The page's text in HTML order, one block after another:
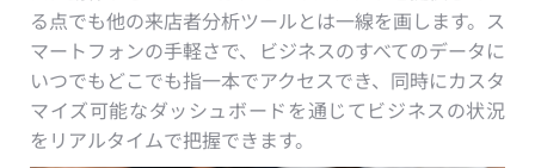
る点でも他の来店者分析ツールとは一線を画します。ス
マートフォンの手軽さで、ビジネスのすべてのデータに
いつでもどこでも指一本でアクセスでき、同時にカスタ
マイズ可能なダッシュボードを通じてビジネスの状況
をリアルタイムで把握できます。